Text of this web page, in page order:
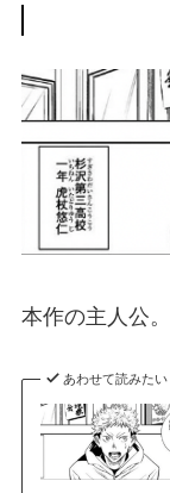
本作の主人公。
あわせて読みたい